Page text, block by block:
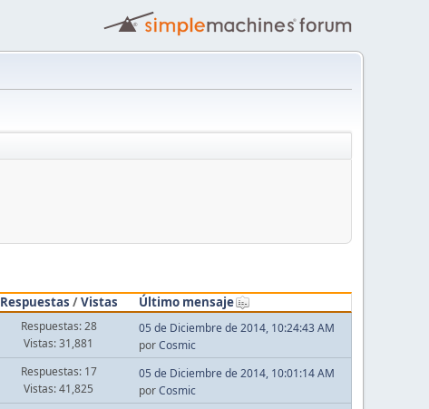
Respuestas /Vistas
Último mensaje
Respuestas: 28
Vistas: 31,881
05 de Diciembre de 2014, 10:24:43 AM
porCosmic
Respuestas: 17
Vistas: 41,825
05 de Diciembre de 2014, 10:01:14 AM
porCosmic